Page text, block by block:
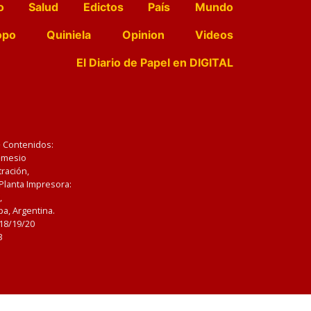
Salud Edictos País
Mundo
Quiniela Opinion
Videos
El Diario de Papel en DIGITAL
Impresora:
Argentina.
19/20